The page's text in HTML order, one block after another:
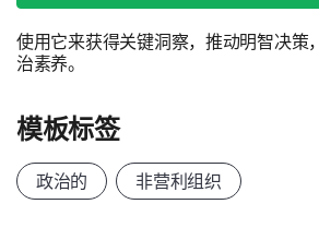
使用它来获得关键洞察，推动明智决策
治素养。
模板标签
政治的 非营利组织